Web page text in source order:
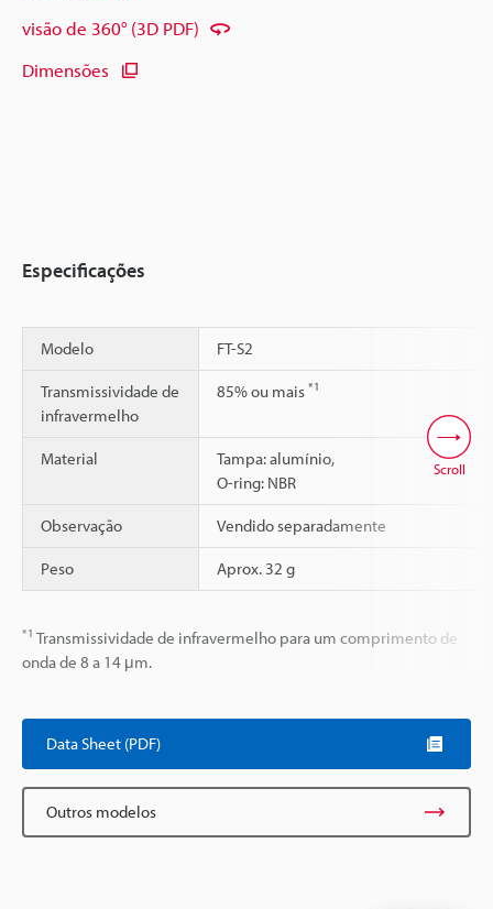
visão de 360° (3D PDF)
Dimensões
Especificações
Modelo FT-S2
Transmissividade de
infravermelho
85% ou mais *1
Material
Tampa: alumínio,
O-ring: NBR
Observação Vendido separadamente
Peso Aprox. 32 g
*1 Transmissividade de infravermelho para um comprimento de
onda de 8 a 14 μm.
Scroll
Data Sheet (PDF)
Outros modelos